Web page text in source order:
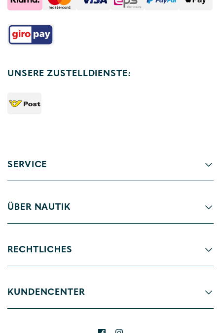
UNSERE ZUSTELLDIENSTE:
SERVICE
ÜBER NAUTIK
RECHTLICHES
KUNDENCENTER